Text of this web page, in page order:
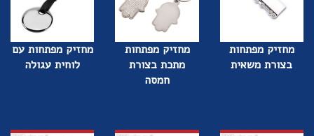
מחזיק מפתחות
בצורת משאית
מחזיק מפתחות
מתכת בצורת
חמסה
מחזיק מפתחות עם
לוחית עגולה